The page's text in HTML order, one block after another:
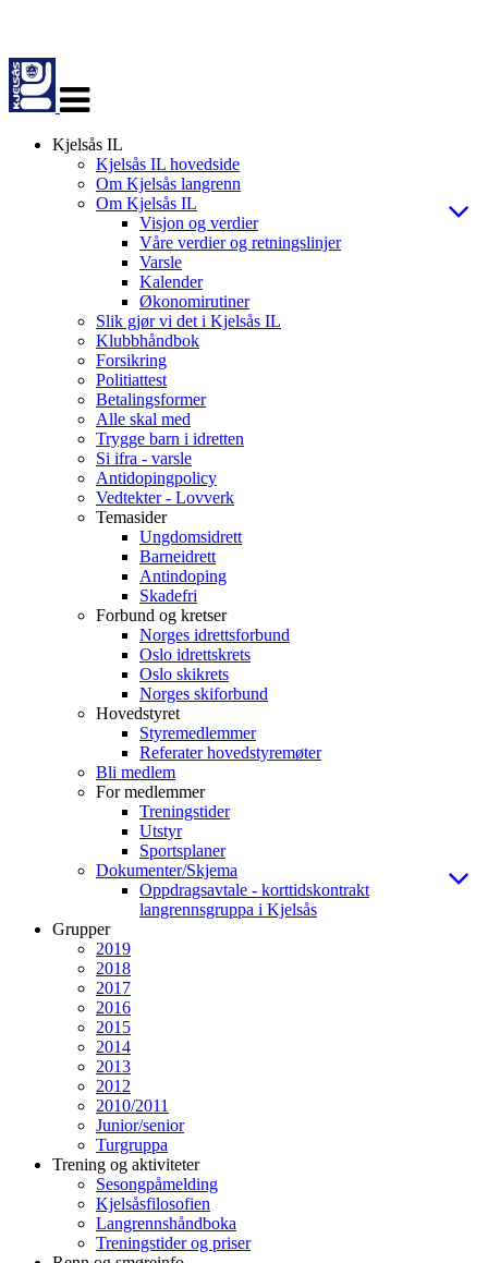
navigasjon
Kjelsås IL
Kjelsås IL hovedside
Om Kjelsås langrenn
Om Kjelsås IL
Visjon og verdier
Våre verdier og retningslinjer
Varsle
Kalender
Økonomirutiner
Slik gjør vi det i Kjelsås IL
Klubbhåndbok
Forsikring
Politiattest
Betalingsformer
Alle skal med
Trygge barn i idretten
Si ifra - varsle
Antidopingpolicy
Vedtekter - Lovverk
Temasider
Ungdomsidrett
Barneidrett
Antindoping
Skadefri
Forbund og kretser
Norges idrettsforbund
Oslo idrettskrets
Oslo skikrets
Norges skiforbund
Hovedstyret
Styremedlemmer
Referater hovedstyremøter
Bli medlem
For medlemmer
Treningstider
Utstyr
Sportsplaner
Dokumenter/Skjema
Oppdragsavtale - korttidskontrakt
langrennsgruppa i Kjelsås
Grupper
2019
2018
2017
2016
2015
2014
2013
2012
2010/2011
Junior/senior
Turgruppa
Trening og aktiviteter
Sesongpåmelding
Kjelsåsfilosofien
Langrennshåndboka
Treningstider og priser